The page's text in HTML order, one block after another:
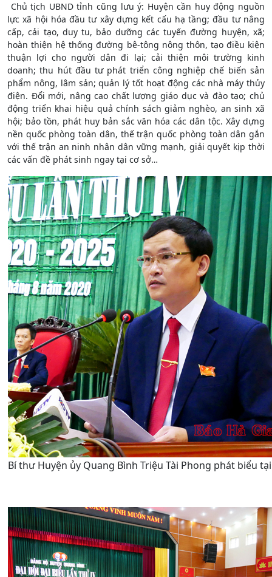
Chủ tịch UBND tỉnh cũng lưu ý: Huyện cần huy động nguồn
lực xã hội hóa đầu tư xây dựng kết cấu hạ tầng; đầu tư nâng
cấp, cải tạo, duy tu, bảo dưỡng các tuyến đường huyện, xã;
hoàn thiện hệ thống đường bê-tông nông thôn, tạo điều kiện
thuận lợi cho người dân đi lại; cải thiện môi trường kinh
doanh; thu hút đầu tư phát triển công nghiệp chế biến sản
phẩm nông, lâm sản; quản lý tốt hoạt động các nhà máy thủy
điện. Đổi mới, nâng cao chất lượng giáo dục và đào tạo; chủ
động triển khai hiệu quả chính sách giảm nghèo, an sinh xã
hội; bảo tồn, phát huy bản sắc văn hóa các dân tộc. Xây dựng
nền quốc phòng toàn dân, thế trận quốc phòng toàn dân gắn
với thế trận an ninh nhân dân vững mạnh, giải quyết kịp thời
các vấn đề phát sinh ngay tại cơ sở…
Bí thư Huyện ủy Quang Bình Triệu Tài Phong phát biểu